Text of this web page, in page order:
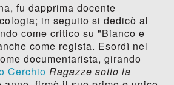
fu dapprima docente
in seguito si dedicò al
come critico su "Bianco e
come regista. Esordì nel
documentarista, girando
Cerchio Ragazze sotto la